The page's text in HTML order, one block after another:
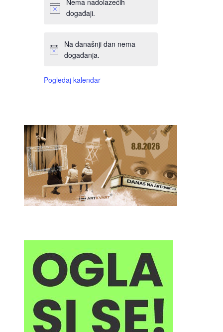
Nema nadolazećih
događaji.
Na današnji dan nema
događanja.
Pogledaj kalendar